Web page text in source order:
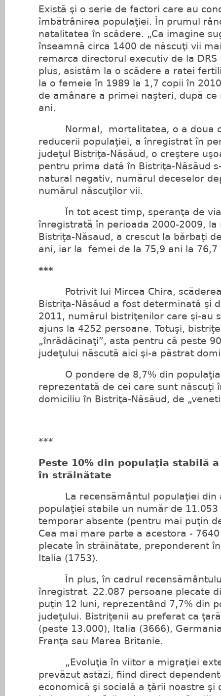
Există şi o serie de factori care au
îmbătrânirea populaţiei. În prumul
natalitatea în scădere. „Ca imagine
înseamnă circa 1400 de născuţi vii
remarca directorul executiv de la DRS
plus, asistăm la o scădere a ratei
la o femeie în 1989 la 1,7 copii în
de amânare a primei naşteri, după
ani.
Normal, mortalitatea, o a doua
reducerii populaţiei, a înregistrat în
judeţul Bistriţa-Năsăud, o creştere
pentru prima dată în Bistriţa-Năsăud
natural negativ, numărul deceselor
numărul născuţilor vii.
În tot acest timp, speranţa de
înregistrată în perioada 2000-2009, la
Bistriţa-Năsaud, a crescut la bărbaţi
ani, iar la femei de la 75,9 ani la 76,7
***
Potrivit lui Mircea Chira, scăderea
Bistriţa-Năsăud a fost determinată şi
2011, numărul bistriţenilor care şi-au
ajuns la 4252 persoane. Totuşi,
„înrădăcinaţi”, asta pentru că peste
judeţului născută aici şi-a păstrat
O pondere de 8,7% din populaţia
reprezentată de cei care sunt născuţi
domiciliu în Bistriţa-Năsăud, de
***
Peste 10% din populaţia stabilă
în străinătate
La recensământul populaţiei din
populaţiei stabile un număr de
temporar absente (pentru mai puţin
Cea mai mare parte a acestora -
plecate în străinătate, preponderent
Italia (1753).
În plus, în cadrul
înregistrat 22.087 persoane plecate
puţin 12 luni, reprezentând 7,7% din
judeţului. Bistriţenii au preferat ca
(peste 13.000), Italia (3666),
Franţa sau Marea Britanie.
„Evoluţia în viitor a migraţiei
prevăzut astăzi, fiind direct
economică şi socială a ţării noastre şi